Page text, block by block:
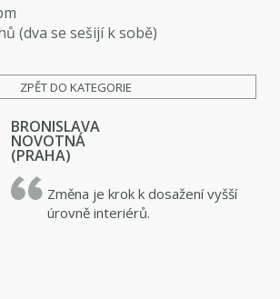
(dva se sešijí k sobě)
ZPĚT DO KATEGORIE
BRONISLAVA
NOVOTNÁ
(PRAHA)
Změna je krok k dosažení vyšší
úrovně interiérů.